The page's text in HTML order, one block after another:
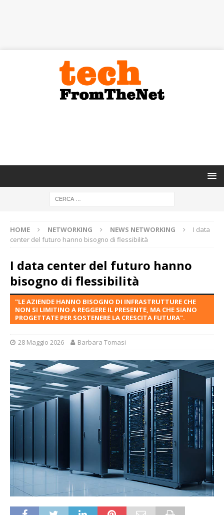
HOME NETWORKING NEWS NETWORKING
I data
center del futuro hanno bisogno di flessibilità
I data center del futuro hanno
bisogno di flessibilità
"LE AZIENDE HANNO BISOGNO DI INFRASTRUTTURE CHE
NON SI LIMITINO A REGGERE IL PRESENTE, MA CHE SIANO
PROGETTATE PER SOSTENERE LA CRESCITA FUTURA".
28 Maggio 2026 Barbara Tomasi